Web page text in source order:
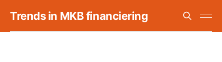
Trends in MKB financiering